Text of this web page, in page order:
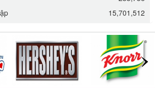
ĐƯỜNG SẠCH CÔ BA BIÊN HÒA 1KG
27.000 VND
Đường cát trắng An Khê bao 50kg
15,701,512